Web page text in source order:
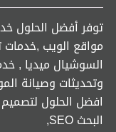
توفر أفضل الحلول
مواقع الويب
السوشيال ميديا ,
وتحديثات وصيانة
افضل الحلول
البحث SEO,